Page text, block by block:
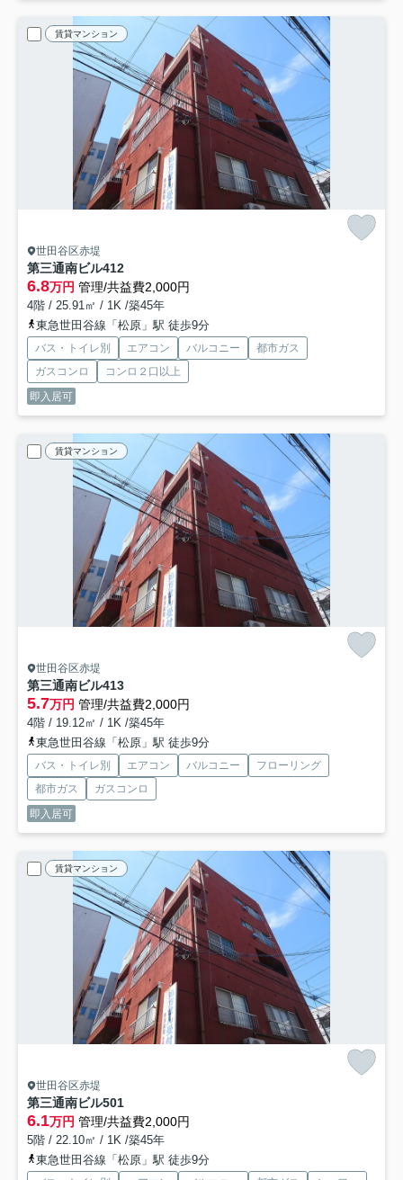
賃貸マンション
世田谷区赤堤
第三通南ビル412
6.8万円 管理/共益費2,000円
4階 / 25.91㎡ / 1K /築45年
東急世田谷線「松原」駅 徒歩9分
バス・トイレ別 エアコン バルコニー
都市ガス
ガスコンロ
コンロ２口以上
即入居可
賃貸マンション
世田谷区赤堤
第三通南ビル413
5.7万円 管理/共益費2,000円
4階 / 19.12㎡ / 1K /築45年
東急世田谷線「松原」駅 徒歩9分
バス・トイレ別 エアコン バルコニー
フローリング
都市ガス
ガスコンロ
即入居可
賃貸マンション
世田谷区赤堤
第三通南ビル501
6.1万円 管理/共益費2,000円
5階 / 22.10㎡ / 1K /築45年
東急世田谷線「松原」駅 徒歩9分